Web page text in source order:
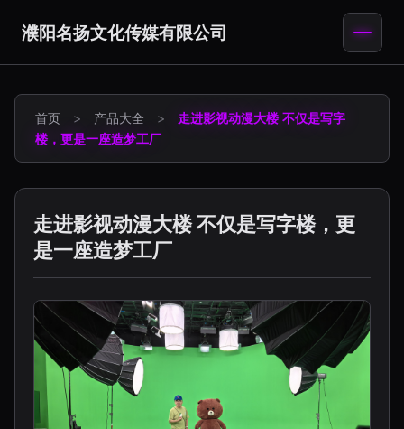
濮阳名扬文化传媒有限公司
首页 > 产品大全 >
走进影视动漫大楼 不仅是写字
楼，更是一座造梦工厂
走进影视动漫大楼 不仅是写字楼，更
是一座造梦工厂